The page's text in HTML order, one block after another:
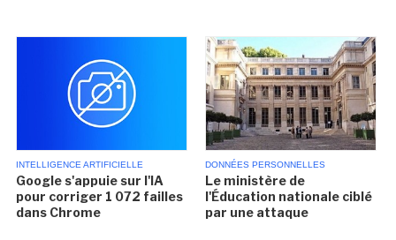
INTELLIGENCE ARTIFICIELLE
Google s'appuie sur l'IA
pour corriger 1 072 failles
dans Chrome
DONNÉES PERSONNELLES
Le ministère de
l'Éducation nationale ciblé
par une attaque